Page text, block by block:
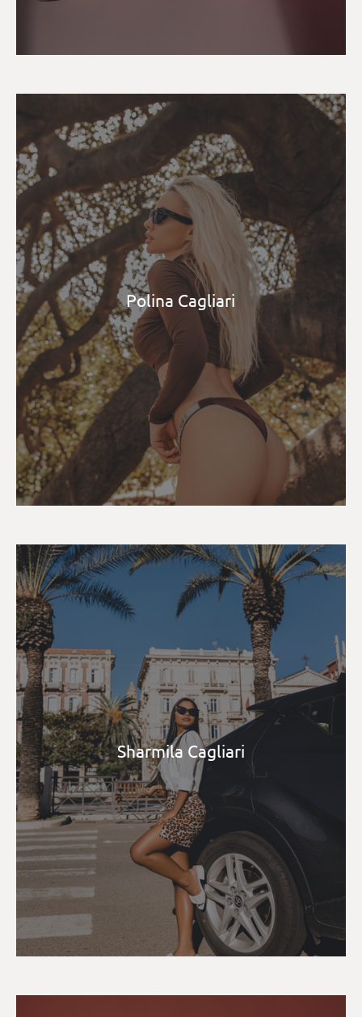
Polina Cagliari
Sharmila Cagliari